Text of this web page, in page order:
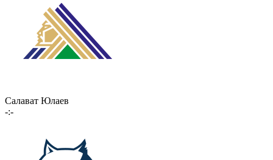
Салават Юлаев
-:-